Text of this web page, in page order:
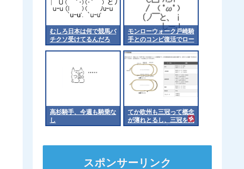
むしろ日本は何で競馬バ
チクソ受けてるんだろ
モンローウォーク戸崎騎
手とのコンビ復活でロー
ズSへ 他
高杉騎手、今週も騎乗な
し
てか欧州も三冠って概念
が薄れとるし、三冠を気
にするのは日本くらいに
スポンサーリンク